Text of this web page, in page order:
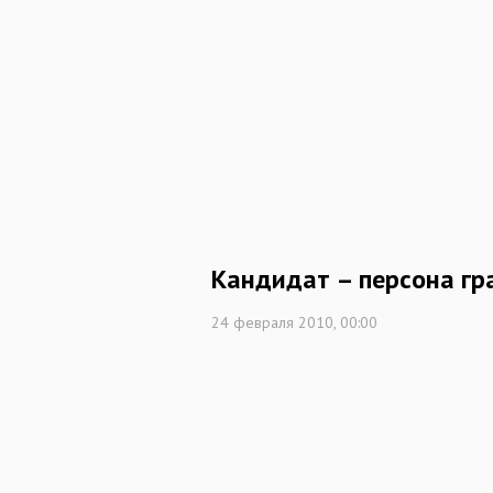
Кандидат – персона
24 февраля 2010, 00:00